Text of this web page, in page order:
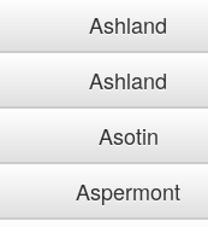
Ashland
Ashland
Asotin
Aspermont